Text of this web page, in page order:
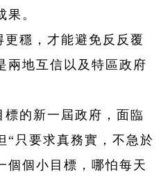
。
更穩，才能避免反反覆
兩地互信以及特區政府
的新一屆政府，面臨
“只要求真務實，不急於
個個小目標，哪怕每天